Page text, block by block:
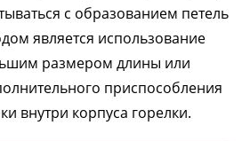
с образованием петель
является использование
размером длины или
приспособления
внутри корпуса горелки.